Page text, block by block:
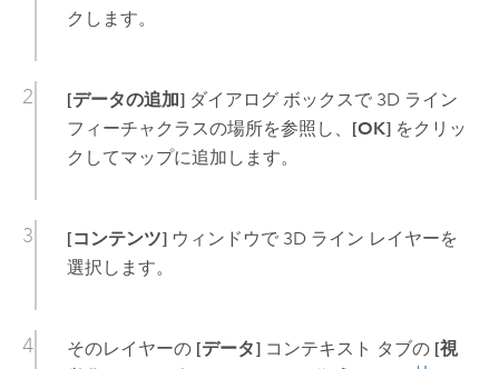
クします。
[データの追加]ダイアログ ボックスで 3D ライン
フィーチャクラスの場所を参照し、 [OK]をクリッ
クしてマップに追加します。
[コンテンツ]ウィンドウで 3D ライン レイヤーを
選択します。
そのレイヤーの [データ]コンテキスト タブの [視